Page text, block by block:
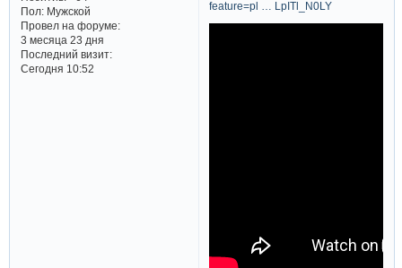
Пол:Мужской
Провел на форуме:
3 месяца 23 дня
Последний визит:
Сегодня 10:52
feature=pl … LpITl_N0LY